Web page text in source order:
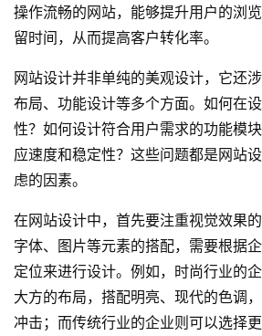
操作流畅的网站，能够提升用户的浏
留时间，从而提高客户转化率。
网站设计并非单纯的美观设计，它还
布局、功能设计等多个方面。如何在
性？如何设计符合用户需求的功能模
应速度和稳定性？这些问题都是网站
虑的因素。
在网站设计中，首先要注重视觉效果的
字体、图片等元素的搭配，需要根据
定位来进行设计。例如，时尚行业的
大方的布局，搭配明亮、现代的色调
冲击；而传统行业的企业则可以选择